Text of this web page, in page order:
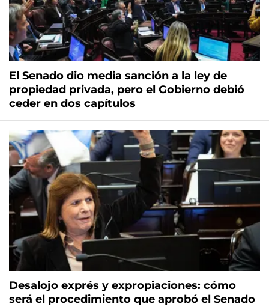
El Senado dio media sanción a la ley de
propiedad privada, pero el Gobierno debió
ceder en dos capítulos
Desalojo exprés y expropiaciones: cómo
será el procedimiento que aprobó el Senado